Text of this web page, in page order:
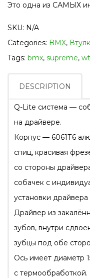
Это одна из САМЫХ
SKU: N/A
Categories: BMX,
Tags: bmx, supreme,
DESCRIPTION
Q-Lite система —
на драйвере.
Корпус — 6061Т6
спиц, красивая
со стороны
собачек с
установки
Драйвер из
зубов, внутри
зубцы под обе
Ось имеет диаметр
с термообработкой.